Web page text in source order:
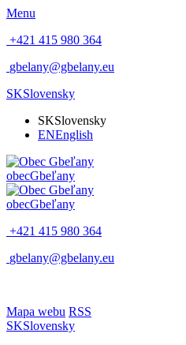
Menu
+421 415 980 364
gbelany@gbelany.eu
SKSlovensky
SKSlovensky
ENEnglish
obecGbeľany
obecGbeľany
+421 415 980 364
gbelany@gbelany.eu
Mapa webu RSS
SKSlovensky